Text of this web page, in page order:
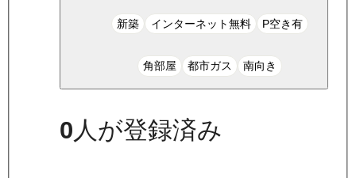
新築 インターネット無料 P空き有
角部屋 都市ガス 南向き
0人が登録済み